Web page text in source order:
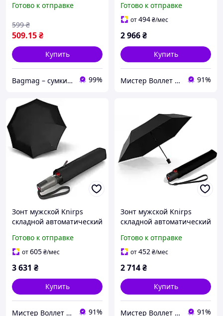
системой Антиветер и 8
Готово к отправке
509.15₴
599 ₴
Купить
Bagmag – сумки, чемоданы, рюкзаки и аксессуары для вашего стиля и путешествий 99%
Kn95-3260-7053
Готово к отправке
от494₴/мес
2 966₴
Купить
Мистер Воллет на Prom.ua 91%
Зонт мужской Knirps
складной автоматический
Extra Large Duomatic
Kn95-3400-1000
Готово к отправке
от605₴/мес
3 631 ₴
Купить
Мистер Воллет на Prom.ua 91%
Зонт мужской Knirps
складной автоматический
Ultra Light Duomatic Kn95-
2200-10012
Готово к отправке
от452₴/мес
2 714₴
Купить
Мистер Воллет на Prom.ua 91%